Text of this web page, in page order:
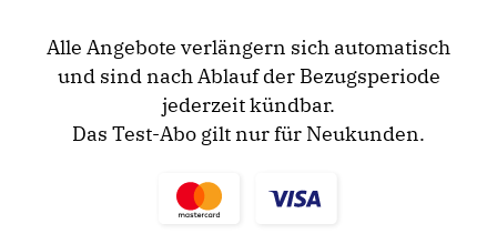
Alle Angebote verlängern sich automatisch
und sind nach Ablauf der Bezugsperiode
jederzeit kündbar.
Das Test-Abo gilt nur für Neukunden.